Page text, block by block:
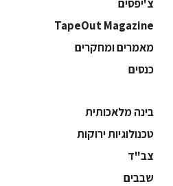
צ'יפסים
TapeOut Magazine
מאמרים ומחקרים
כנסים
בינה מלאכותית
‫טכנולוגיות ירוקות‬
‫צב"ד‬
‫שבבים‬